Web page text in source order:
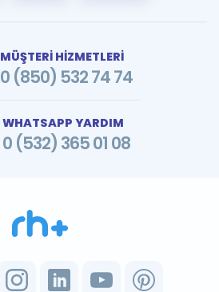
MÜŞTERİ HİZMETLERİ
0 (850) 532 74 74
WHATSAPP YARDIM
0 (532) 365 01 08